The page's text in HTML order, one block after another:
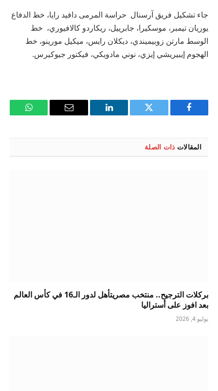
جاء تشكيل فريق آرسنال حراسة المرمى دافيد رايا، خط الدفاع
يوريان تيمبر، موسكيرا، جابرييل، ريكاردو كالافيوري، خط
الوسط مارتن زوبيميندي، ديكلان رايس، ميكيل مورينو، خط
الهجوم إيبيريشي إيزي، نوني مادويكي، فيكتور جيوكيرس.
فيسبوك تويتر لينكدإن
البريد
واتساب
المقالات ذات الصلة
بركلات الترجيح.. منتخب مصريتأهل لدور الـ16 في كأس العالم
بعد افوز على أستراليا
يوليو 4, 2026